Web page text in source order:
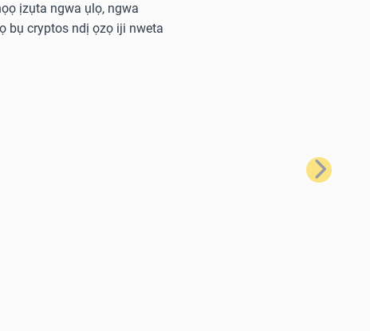
ịzụta ngwa ụlọ, ngwa
bụ cryptos ndị ọzọ iji nweta
Nke na-